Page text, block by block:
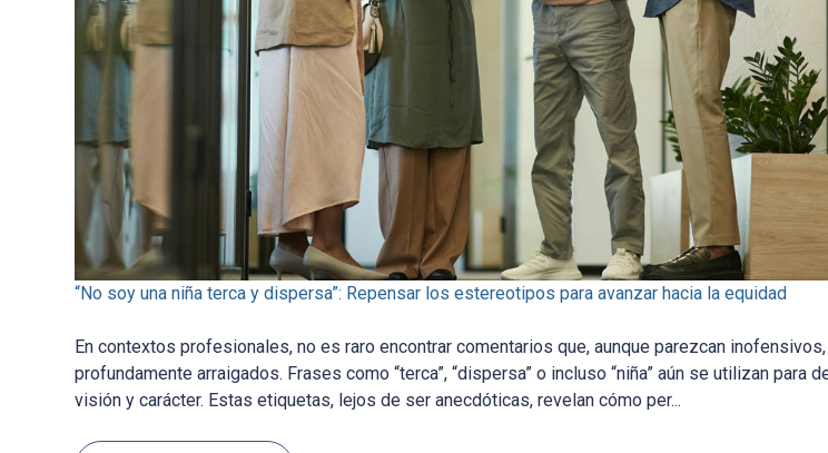
“No soy una niña terca y dispersa”: Repensar los estereotipos para avanzar hacia la equidad
En contextos profesionales, no es raro encontrar comentarios que, aunque parezcan
profundamente arraigados. Frases como “terca”, “dispersa” o incluso “niña” aún se utilizan para
visión y carácter. Estas etiquetas, lejos de ser anecdóticas, revelan cómo per...